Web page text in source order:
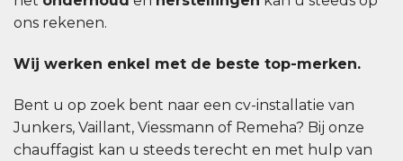
ons rekenen.
Wij werken enkel met de beste top-merken.
Bent u op zoek bent naar een cv-installatie van
Junkers, Vaillant, Viessmann of Remeha? Bij onze
chauffagist kan u steeds terecht en met hulp van